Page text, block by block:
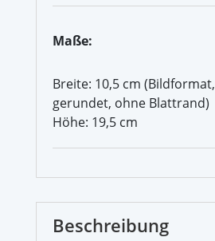
Maße:
Breite: 10,5 cm (Bildformat,
gerundet, ohne Blattrand)
Höhe: 19,5 cm
Beschreibung